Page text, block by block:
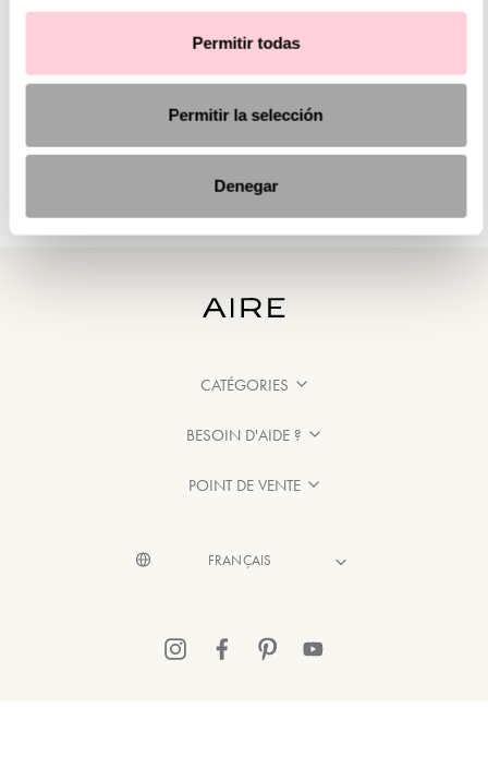
Permitir todas
Permitir la selección
Denegar
CATÉGORIES
BESOIN D'AIDE ?
POINT DE VENTE